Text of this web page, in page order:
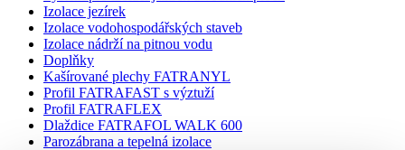
Izolace jezírek
Izolace vodohospodářských staveb
Izolace nádrží na pitnou vodu
Doplňky
Kašírované plechy FATRANYL
Profil FATRAFAST s výztuží
Profil FATRAFLEX
Dlaždice FATRAFOL WALK 600
Parozábrana a tepelná izolace